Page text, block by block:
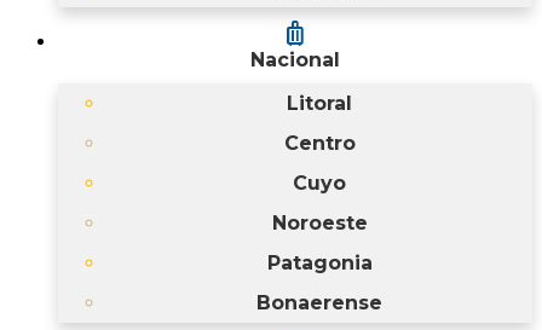
luggage
Nacional
Litoral
Centro
Cuyo
Noroeste
Patagonia
Bonaerense